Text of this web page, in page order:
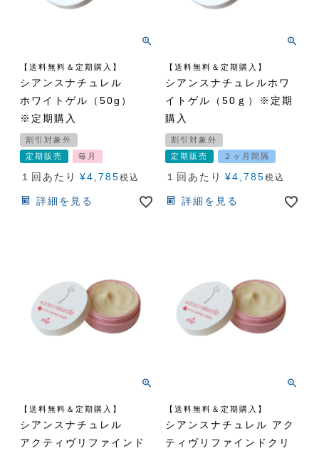
【送料無料＆定期購入】
シアンスナチュレル
ホワイトゲル（50g）
※定期購入
割引対象外
定期販売
毎月
１回あたり ¥4,785税込
詳細を見る
【送料無料＆定期購入】
シアンスナチュレルホワ
イトゲル（50ｇ）※定期
購入
割引対象外
定期販売
２ヶ月間隔
１回あたり ¥4,785税込
詳細を見る
【送料無料＆定期購入】
シアンスナチュレル
アクティヴリファインド
【送料無料＆定期購入】
シアンスナチュレル アク
ティヴリファインドクリ